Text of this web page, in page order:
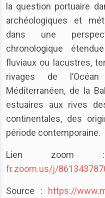
la question portuaire
archéologiques et
dans une
chronologique
fluviaux ou lacustres,
rivages de
Méditerranéen, de la
estuaires aux rives
continentales, des
période contemporaine.
Lien
fr.zoom.us/j/
Source : https://